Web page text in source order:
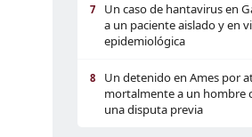
7
Un caso de hantavirus en
a un paciente aislado y en
epidemiológica
8
Un detenido en Ames por
mortalmente a un hombre
una disputa previa